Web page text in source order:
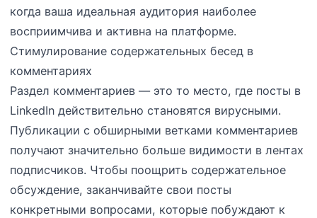
когда ваша идеальная аудитория наиболее
восприимчива и активна на платформе.
Стимулирование содержательных бесед в
комментариях
Раздел комментариев — это то место, где посты в
LinkedIn действительно становятся вирусными.
Публикации с обширными ветками комментариев
получают значительно больше видимости в лентах
подписчиков. Чтобы поощрить содержательное
обсуждение, заканчивайте свои посты
конкретными вопросами, которые побуждают к